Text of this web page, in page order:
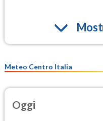
Meteo Centro Italia
Oggi